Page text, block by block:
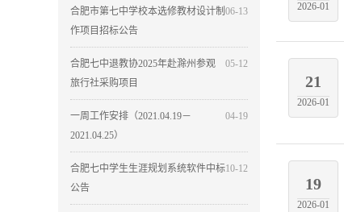
06-13
合肥市第七中学校本选修教材设计制
作项目招标公告
05-12
合肥七中退教协2025年赴滁州参观
旅行社采购项目
04-19
一周工作安排（2021.04.19－
2021.04.25）
10-12
合肥七中学生生涯规划系统软件中标
公告
2026-01
21
2026-01
19
2026-01